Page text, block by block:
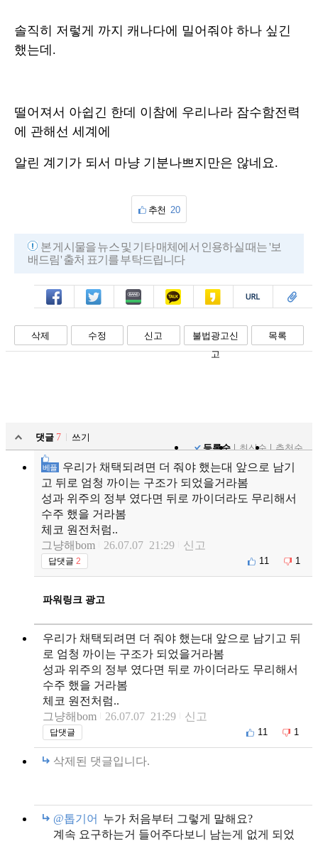
솔직히 저렇게 까지 캐나다에 밀어줘야 하나 싶긴
했는데.
떨어져서 아쉽긴 한데 이참에 우리나라 잠수함전력
에 관해선 세계에
알린 계기가 되서 마냥 기분나쁘지만은 않네요.
추천 20
본 게시물을 뉴스 및 기타 매체에서 인용하실 때는 '보
배드림' 출처 표기를 부탁드립니다
페북 트윗 밴드 카톡 카스 복사 스크랩
삭제 수정 신고
불법광고신
고
목록
댓글 7
쓰기
등록순
최신순 추천순
베플
우리가 채택되려면 더 줘야 했는대 앞으로 남기
고 뒤로 엄청 까이는 구조가 되었을거라봄
성과 위주의 정부 였다면 뒤로 까이더라도 무리해서
수주 했을 거라봄
체코 원전처럼..
그냥해bom
26.07.07 21:29 신고
답댓글 2 11 1
파워링크 광고
우리가 채택되려면 더 줘야 했는대 앞으로 남기고 뒤
로 엄청 까이는 구조가 되었을거라봄
성과 위주의 정부 였다면 뒤로 까이더라도 무리해서
수주 했을 거라봄
체코 원전처럼..
그냥해bom
26.07.07 21:29 신고
답댓글 11 1
삭제된 댓글입니다.
@톱기어
누가 처음부터 그렇게 말해요?
계속 요구하는거 들어주다보니 남는게 없게 되었